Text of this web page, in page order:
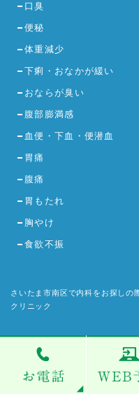
口臭
便秘
体重減少
下痢・おなかが緩い
おならが臭い
腹部膨満感
血便・下血・便潜血
胃痛
腹痛
胃もたれ
胸やけ
食欲不振
さいたま市南区で内科をお探し
クリニック